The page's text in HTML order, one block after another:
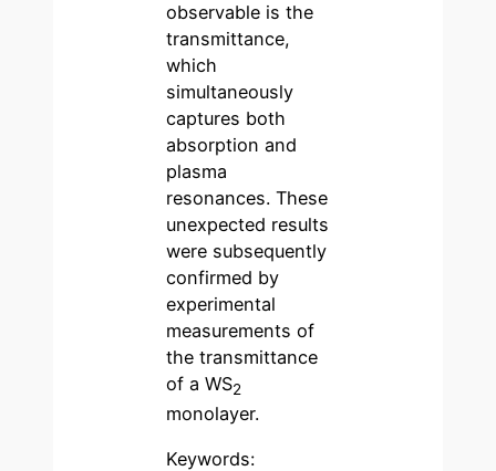
observable is the
transmittance,
which
simultaneously
captures both
absorption and
plasma
resonances. These
unexpected results
were subsequently
confirmed by
experimental
measurements of
the transmittance
of a WS2
monolayer.
Keywords: